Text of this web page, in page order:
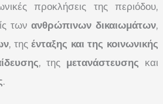
προκλήσεις της περιόδου,
των ανθρώπινων δικαιωμάτων,
, της ένταξης και της κοινωνικής
, της μετανάστευσης και
.